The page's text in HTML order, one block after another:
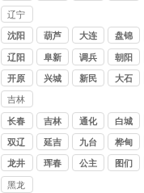
公司
辽宁
讨债
公司
沈阳
葫芦
岛
大连 盘锦
辽阳 阜新
调兵
山
朝阳
开原 兴城 新民
大石
吉林
讨债
公司
长春 吉林 通化 白城
双辽 延吉 九台 桦甸
龙井 珲春
公主
图们
黑龙